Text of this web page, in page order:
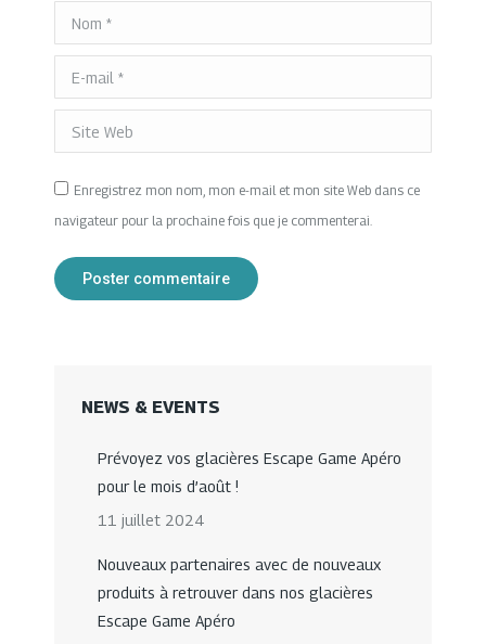
Nom *
E-mail *
Site Web
Enregistrez mon nom, mon e-mail et mon site Web dans ce
navigateur pour la prochaine fois que je commenterai.
Poster commentaire
NEWS & EVENTS
Prévoyez vos glacières Escape Game Apéro
pour le mois d’août !
11 juillet 2024
Nouveaux partenaires avec de nouveaux
produits à retrouver dans nos glacières
Escape Game Apéro